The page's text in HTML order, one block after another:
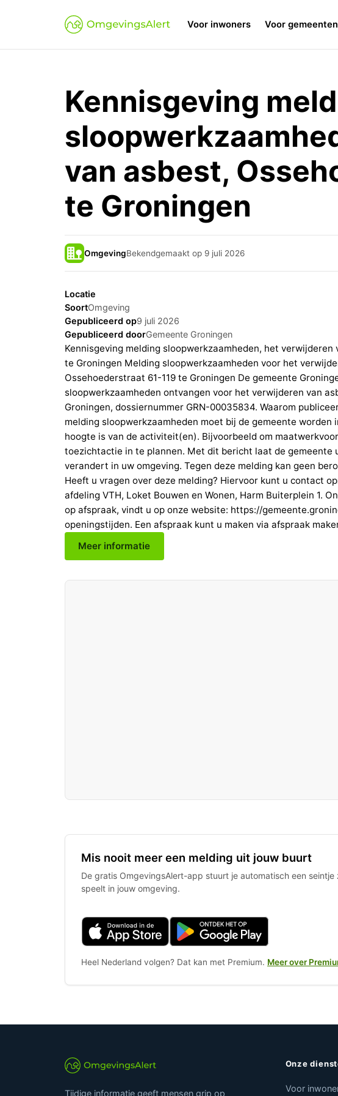
Voor inwoners Voor gemeenten
Kennisgeving
van asbest,
te Groningen
OmgevingBekendgemaakt op 9 juli 2026
Locatie
SoortOmgeving
Gepubliceerd op9 juli 2026
Gepubliceerd doorGemeente Groningen
Kennisgeving melding sloopwerkzaamheden, het
te Groningen Melding sloopwerkzaamheden voor het
Ossehoederstraat 61-119 te Groningen De gemeente
sloopwerkzaamheden ontvangen voor het verwijderen van
Groningen, dossiernummer GRN-00035834. Waarom
melding sloopwerkzaamheden moet bij de gemeente worden
hoogte is van de activiteit(en). Bijvoorbeeld om
toezichtactie in te plannen. Met dit bericht laat de gemeente
verandert in uw omgeving. Tegen deze melding kan geen
Heeft u vragen over deze melding? Hiervoor kunt u contact
afdeling VTH, Loket Bouwen en Wonen, Harm Buiterplein 1.
op afspraak, vindt u op onze website: https://
openingstijden. Een afspraak kunt u maken via afspraak
Meer informatie
Mis nooit meer een melding uit jouw buurt
De gratis OmgevingsAlert-app stuurt je automatisch een seintje
speelt in jouw omgeving.
Heel Nederland volgen? Dat kan met Premium. Meer over
Tijdige informatie geeft mensen grip op
Onze
Voor